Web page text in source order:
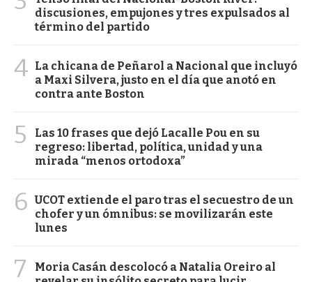
discusiones, empujones y tres expulsados al
término del partido
4 La chicana de Peñarol a Nacional que incluyó
a Maxi Silvera, justo en el día que anotó en
contra ante Boston
5
Las 10 frases que dejó Lacalle Pou en su
regreso: libertad, política, unidad y una
mirada “menos ortodoxa”
6 UCOT extiende el paro tras el secuestro de un
chofer y un ómnibus: se movilizarán este
lunes
7
Moria Casán descolocó a Natalia Oreiro al